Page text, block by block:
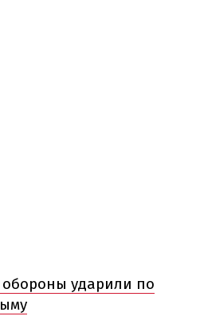
ударили по